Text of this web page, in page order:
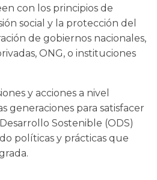
con los principios de
social y la protección del
de gobiernos nacionales,
ONG, o instituciones
y acciones a nivel
para satisfacer
Sostenible (ODS)
políticas y prácticas que